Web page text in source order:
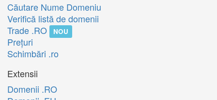
Căutare Nume Domeniu
Verifică listă de domenii
Trade .RO
NOU
Preţuri
Schimbări .ro
Extensii
Domenii .RO